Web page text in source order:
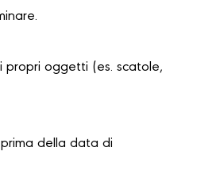
propri oggetti (es. scatole,
della data di